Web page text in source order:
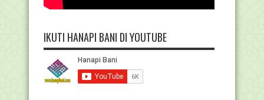
IKUTI HANAPI BANI DI YOUTUBE